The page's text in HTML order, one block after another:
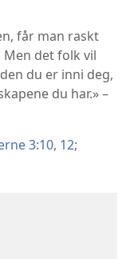
får man raskt
det folk vil
du er inni deg,
du har.» –
3:10, 12;